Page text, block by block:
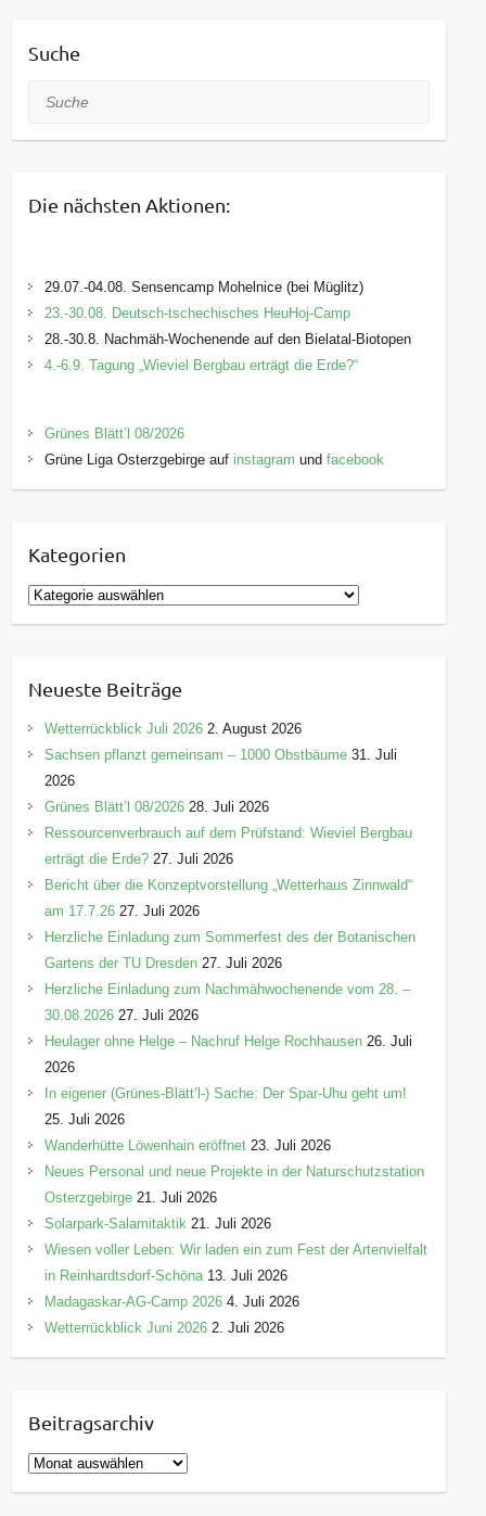
Suche
Suche
Die nächsten Aktionen:
29.07.-04.08. Sensencamp Mohelnice (bei Müglitz)
23.-30.08. Deutsch-tschechisches HeuHoj-Camp
28.-30.8. Nachmäh-Wochenende auf den Bielatal-Biotopen
4.-6.9. Tagung „Wieviel Bergbau erträgt die Erde?“
Grünes Blätt’l 08/2026
Grüne Liga Osterzgebirge auf instagram undfacebook
Kategorien
K
a
g
o
r
e
n
Neueste Beiträge
Wetterrückblick Juli 2026 2. August 2026
Sachsen pflanzt gemeinsam – 1000 Obstbäume 31. Juli
2026
Grünes Blätt’l 08/2026 28. Juli 2026
Ressourcenverbrauch auf dem Prüfstand: Wieviel Bergbau
erträgt die Erde? 27. Juli 2026
Bericht über die Konzeptvorstellung „Wetterhaus Zinnwald“
am 17.7.26 27. Juli 2026
Herzliche Einladung zum Sommerfest des der Botanischen
Gartens der TU Dresden 27. Juli 2026
Herzliche Einladung zum Nachmähwochenende vom 28. –
30.08.2026 27. Juli 2026
Heulager ohne Helge – Nachruf Helge Rochhausen 26. Juli
2026
In eigener (Grünes-Blätt’l-) Sache: Der Spar-Uhu geht um!
25. Juli 2026
Wanderhütte Löwenhain eröffnet 23. Juli 2026
Neues Personal und neue Projekte in der Naturschutzstation
Osterzgebirge 21. Juli 2026
Solarpark-Salamitaktik 21. Juli 2026
Wiesen voller Leben: Wir laden ein zum Fest der Artenvielfalt
in Reinhardtsdorf-Schöna 13. Juli 2026
Madagaskar-AG-Camp 2026 4. Juli 2026
Wetterrückblick Juni 2026 2. Juli 2026
Beitragsarchiv
B
e